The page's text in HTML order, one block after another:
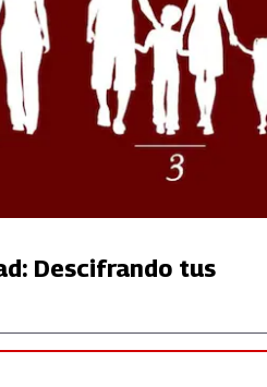
Descifrando tus